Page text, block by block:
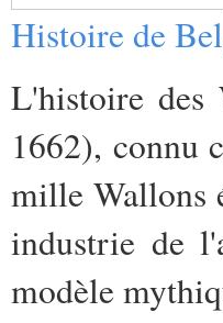
Histoire de
L'histoire des
1662), connu
mille Wallons
industrie de
modèle